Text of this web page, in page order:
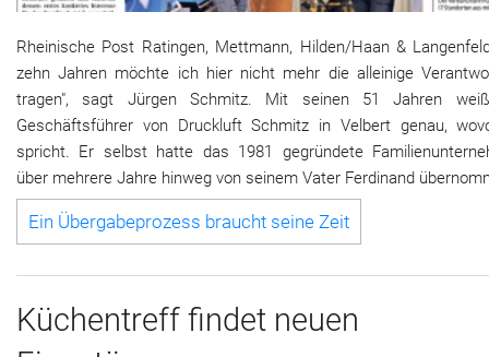
Rheinische Post Ratingen, Mettmann, Hilden/Haan &
zehn Jahren möchte ich hier nicht mehr die alleinige
tragen", sagt Jürgen Schmitz. Mit seinen 51 Jahren
Geschäftsführer von Druckluft Schmitz in Velbert genau,
spricht. Er selbst hatte das 1981 gegründete
über mehrere Jahre hinweg von seinem Vater Ferdinand
Ein Übergabeprozess braucht seine Zeit
Küchentreff findet neuen